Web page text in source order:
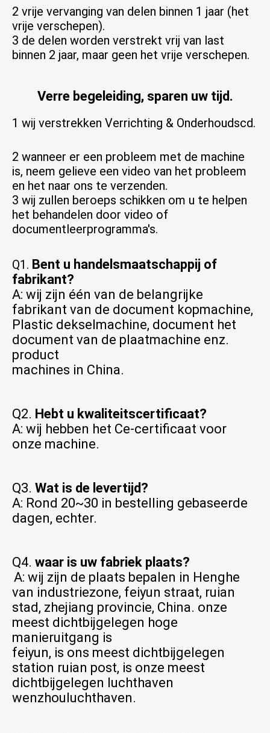
2 vrije vervanging van delen binnen 1 jaar (het
vrije verschepen).
3 de delen worden verstrekt vrij van last
binnen 2 jaar, maar geen het vrije verschepen.
Verre begeleiding, sparen uw tijd.
1 wij verstrekken Verrichting & Onderhoudscd.
2 wanneer er een probleem met de machine
is, neem gelieve een video van het probleem
en het naar ons te verzenden.
3 wij zullen beroeps schikken om u te helpen
het behandelen door video of
documentleerprogramma's.
Q1. Bent u handelsmaatschappij of
fabrikant?
A: wij zijn één van de belangrijke
fabrikant van de document kopmachine,
Plastic dekselmachine, document het
document van de plaatmachine enz.
product
machines in China.
Q2. Hebt u kwaliteitscertificaat?
A: wij hebben het Ce-certificaat voor
onze machine.
Q3. Wat is de levertijd?
A: Rond 20~30 in bestelling gebaseerde
dagen, echter.
Q4. waar is uw fabriek plaats?
A: wij zijn de plaats bepalen in Henghe
van industriezone, feiyun straat, ruian
stad, zhejiang provincie, China. onze
meest dichtbijgelegen hoge
manieruitgang is
feiyun, is ons meest dichtbijgelegen
station ruian post, is onze meest
dichtbijgelegen luchthaven
wenzhouluchthaven.